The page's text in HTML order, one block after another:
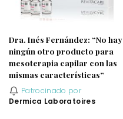
Dra. Inés Fernández: “No hay
ningún otro producto para
mesoterapia capilar con las
mismas características”
Patrocinado por
Dermica Laboratoires